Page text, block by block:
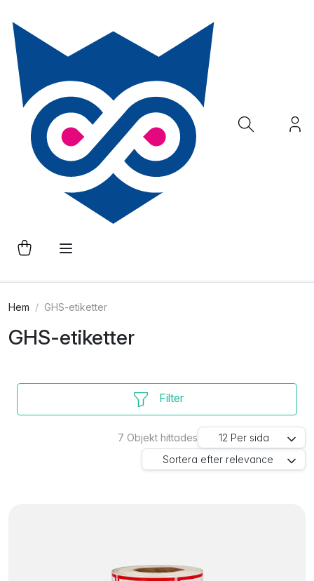
Hem GHS-etiketter
GHS-etiketter
Filter
7 Objekt hittades 12 Per sida
Sortera efter relevance